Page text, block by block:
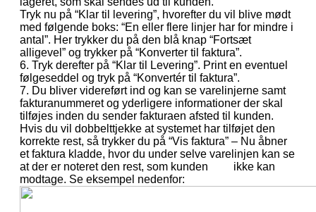
Tryk nu på “Klar til levering”, hvorefter du vil blive mødt
med følgende boks: “En eller flere linjer har for mindre i
antal”. Her trykker du på den blå knap “Fortsæt
alligevel” og trykker på “Konverter til faktura”.
6. Tryk derefter på “Klar til Levering”. Print en eventuel
følgeseddel og tryk på “Konvertér til faktura”.
7. Du bliver videreført ind og kan se varelinjerne samt
fakturanummeret og yderligere informationer der skal
tilføjes inden du sender fakturaen afsted til kunden.
Hvis du vil dobbelttjekke at systemet har tilføjet den
korrekte rest, så trykker du på “Vis faktura” – Nu åbner
et faktura kladde, hvor du under selve varelinjen kan se
at der er noteret den rest, som kunden ikke kan
modtage. Se eksempel nedenfor: